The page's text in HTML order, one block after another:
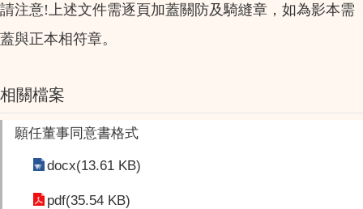
請注意!上述文件需逐頁加蓋關防及騎縫章，如為影本需
蓋與正本相符章。
相關檔案
願任董事同意書格式
docx(13.61 KB)
pdf(35.54 KB)